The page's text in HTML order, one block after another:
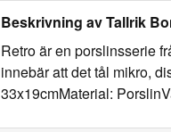
Beskrivning av Tallrik
Retro är en porslinsserie
innebär att det tål mikro,
33x19cmMaterial: